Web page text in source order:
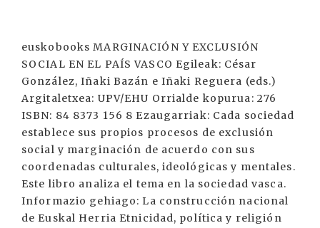
euskobooks MARGINACIÓN Y EXCLUSIÓN
SOCIAL EN EL PAÍS VASCO Egileak: César
González, Iñaki Bazán e Iñaki Reguera (eds.)
Argitaletxea: UPV/EHU Orrialde kopurua: 276
ISBN: 84 8373 156 8 Ezaugarriak: Cada sociedad
establece sus propios procesos de exclusión
social y marginación de acuerdo con sus
coordenadas culturales, ideológicas y mentales.
Este libro analiza el tema en la sociedad vasca.
Informazio gehiago: La construcción nacional
de Euskal Herria Etnicidad, política y religión